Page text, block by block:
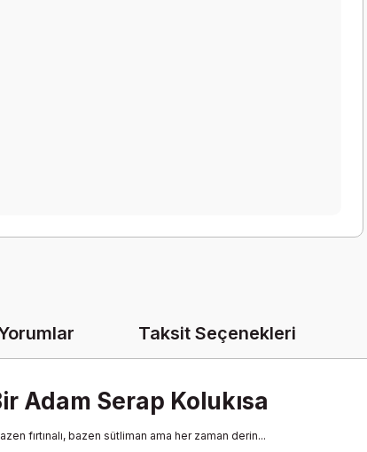
Taksit Seçenekleri
Adam Serap Kolukısa
fırtınalı, bazen sütliman ama her zaman derin...